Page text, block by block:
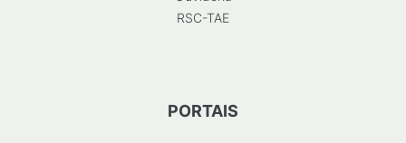
RSC-TAE
PORTAIS